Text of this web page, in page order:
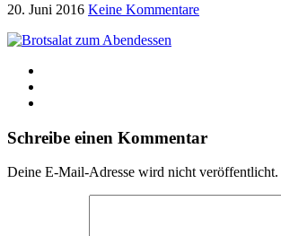
20. Juni 2016 Keine Kommentare
Schreibe einen Kommentar
Deine E-Mail-Adresse wird nicht veröffentlicht.